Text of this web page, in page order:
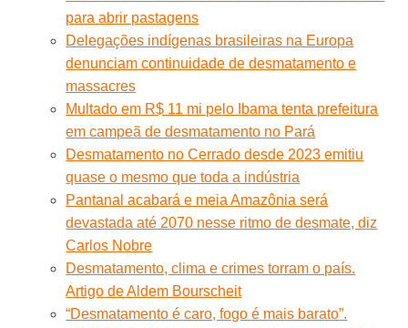
para abrir pastagens
Delegações indígenas brasileiras na Europa
denunciam continuidade de desmatamento e
massacres
Multado em R$ 11 mi pelo Ibama tenta prefeitura
em campeã de desmatamento no Pará
Desmatamento no Cerrado desde 2023 emitiu
quase o mesmo que toda a indústria
Pantanal acabará e meia Amazônia será
devastada até 2070 nesse ritmo de desmate, diz
Carlos Nobre
Desmatamento, clima e crimes torram o país.
Artigo de Aldem Bourscheit
“Desmatamento é caro, fogo é mais barato”.